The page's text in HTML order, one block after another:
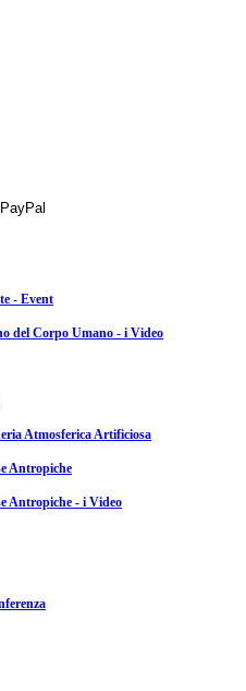
- Event
del Corpo Umano - i Video
Atmosferica Artificiosa
Antropiche
Antropiche - i Video